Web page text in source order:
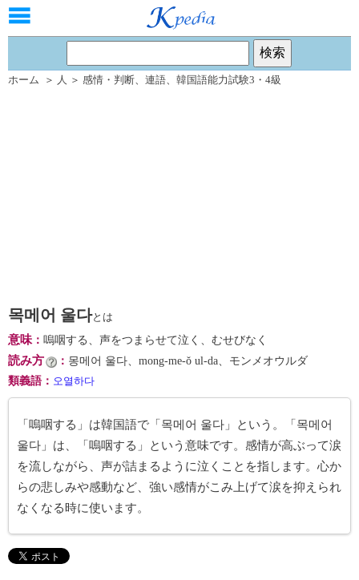
ホーム ＞ 人 ＞ 感情・判断、 連語、 韓国語能力試験3・4級
목메어 울다とは
意味： 嗚咽する、声をつまらせて泣く、むせびなく
読み方 ： 몽메어 울다、mong-me-ŏ ul-da、モンメオウルダ
類義語 ： 오열하다
「嗚咽する」は韓国語で「목메어 울다」という。「목메어
울다」は、「嗚咽する」という意味です。感情が高ぶって涙
を流しながら、声が詰まるように泣くことを指します。心か
らの悲しみや感動など、強い感情がこみ上げて涙を抑えられ
なくなる時に使います。